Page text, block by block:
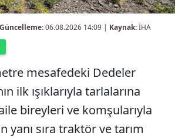
06.08.2026 14:09 | Kaynak:İHA
mesafedeki Dedeler
ilk ışıklarıyla tarlalarına
bireyleri ve komşularıyla
yanı sıra traktör ve tarım